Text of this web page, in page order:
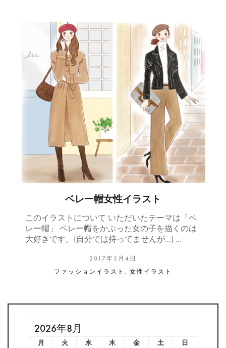
ベレー帽女性イラスト
このイラストについて いただいたテーマは「ベ
レー帽」 ベレー帽をかぶった女の子を描くのは
大好きです。(自分では持ってませんが…) …
2017年3月4日
ファッションイラスト
女性イラスト
2026年8月
月 火 水 木 金 土
日